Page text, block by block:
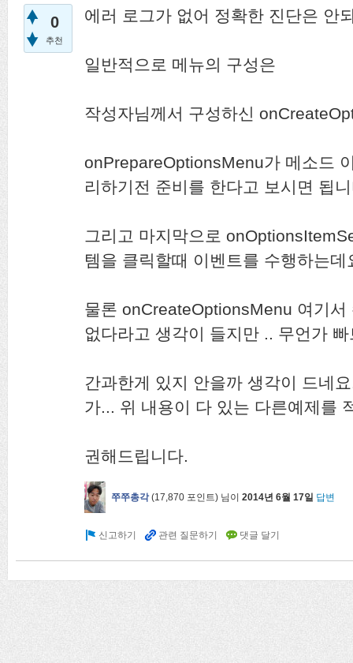
0
추천
에러 로그가 없어 정확한 진단은 안
일반적으로 메뉴의 구성은
작성자님께서 구성하신
onPrepareOptionsMenu가 메소드
리하기전 준비를 한다고 보시면 됩
그리고 마지막으로
템을 클릭할때 이벤트를 수행하는데
물론 onCreateOptionsMenu 여기
없다라고 생각이 들지만 .. 무언가
간과한게 있지 안을까 생각이 드네
가... 위 내용이 다 있는 다른예제를
권해드립니다.
쭈쭈총각 (17,870 포인트) 님이 2014년 6월 17일 답변